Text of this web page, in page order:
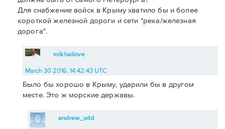
Для снабжение войск в Крыму хватило бы и более
короткой железной дороги и сети "река/железная
дорога".
mikhailove
March 30 2016, 14:42:43 UTC
Было бы хорошо в Крыму, ударили бы в другом
месте. Это ж морские державы.
andrew_vdd